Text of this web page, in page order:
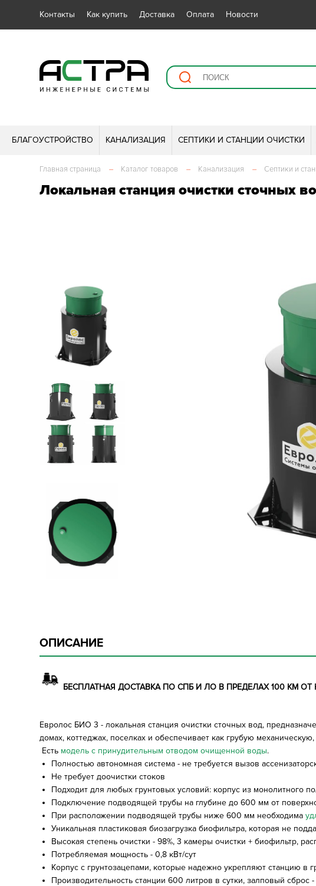
Контакты Как купить Доставка Оплата Новости
БЛАГОУСТРОЙСТВО КАНАЛИЗАЦИЯ СЕПТИКИ И СТАНЦИИ ОЧИСТКИ
Главная страница – Каталог товаров – Канализация – Септики и
Локальная станция очистки сточных
ОПИСАНИЕ
БЕСПЛАТНАЯ ДОСТАВКА ПО СПБ И ЛО В ПРЕДЕЛАХ 100 КМ ОТ
Евролос БИО 3 - локальная станция очистки сточных вод,
домах, коттеджах, поселках и обеспечивает как грубую
Есть модель с принудительным отводом очищенной воды.
Полностью автономная система - не требуется вызов
Не требует доочистки стоков
Подходит для любых грунтовых условий: корпус из монолитного
Подключение подводящей трубы на глубине до 600 мм от
При расположении подводящей трубы ниже 600 мм необходима
Уникальная пластиковая биозагрузка биофильтра, которая не
Высокая степень очистки - 98%, 3 камеры очистки + биофильтр,
Потребляемая мощность - 0,8 кВт/сут
Корпус с грунтозацепами, которые надежно укрепляют станцию в
Производительность станции 600 литров в сутки, залповый сброс